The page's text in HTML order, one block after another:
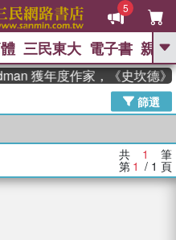
5
GO
高希均教授回憶錄
Odyssey 、 父親節 、 如果歷
漫遊錄、 方念華 、 台灣的李
數學女孩：黎曼猜想 、
迷走神經
三民東大 電子書 親子
獲年度作家，《史坎德》
篩選
共 1 筆
第 1 / 1 頁